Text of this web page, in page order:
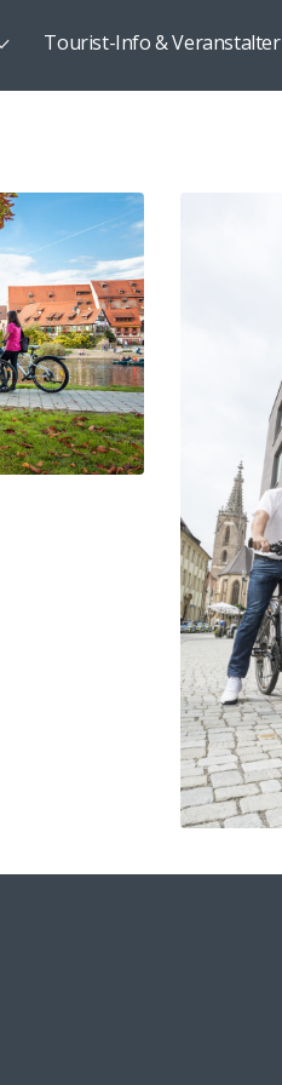
Tourist-Info & Veranstalter